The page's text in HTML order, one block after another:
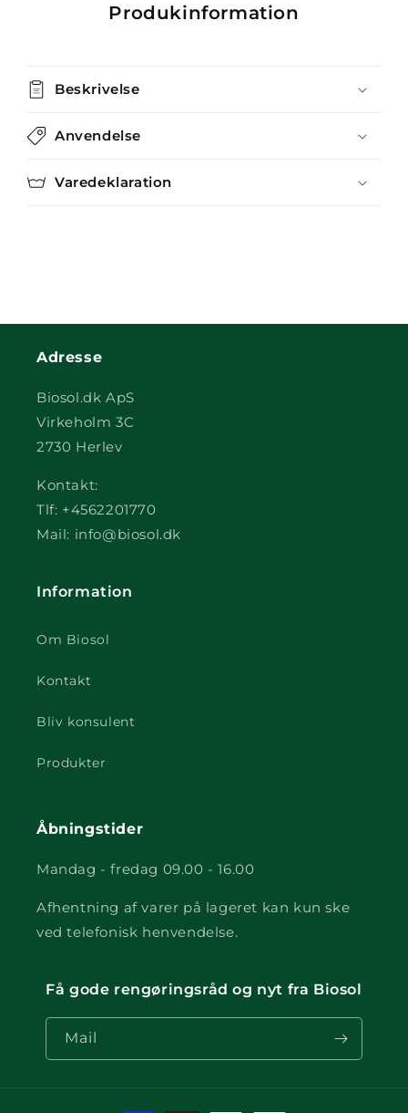
Produkinformation
Beskrivelse
Anvendelse
Varedeklaration
Adresse
Biosol.dk ApS
Virkeholm 3C
2730 Herlev
Kontakt:
Tlf: +4562201770
Mail: info@biosol.dk
Information
Om Biosol
Kontakt
Bliv konsulent
Produkter
Åbningstider
Mandag - fredag 09.00 - 16.00
Afhentning af varer på lageret kan kun ske
ved telefonisk henvendelse.
Få gode rengøringsråd og nyt fra Biosol
Mail